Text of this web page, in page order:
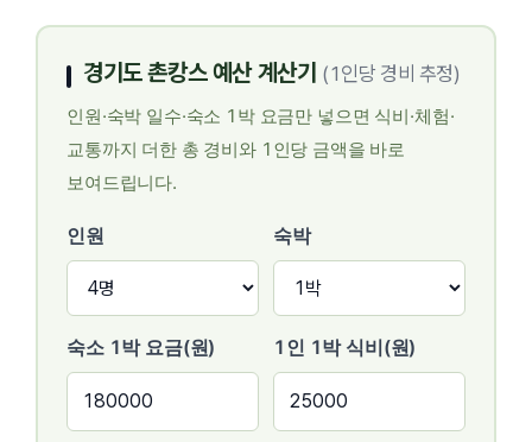
경기도 촌캉스 예산 계산기 (1인당 경비 추정)
인원·숙박 일수·숙소 1박 요금만 넣으면 식비·체험·
교통까지 더한 총 경비와 1인당 금액을 바로
보여드립니다.
인원 숙박
숙소 1박 요금(원) 1인 1박 식비(원)